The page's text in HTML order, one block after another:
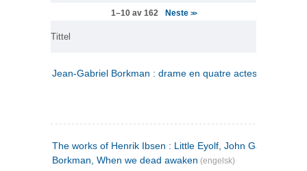
1–10 av 162 Neste >>
Tittel
Jean-Gabriel Borkman : drame en quatre actes
The works of Henrik Ibsen : Little Eyolf, John Gabriel
Borkman, When we dead awaken (engelsk)